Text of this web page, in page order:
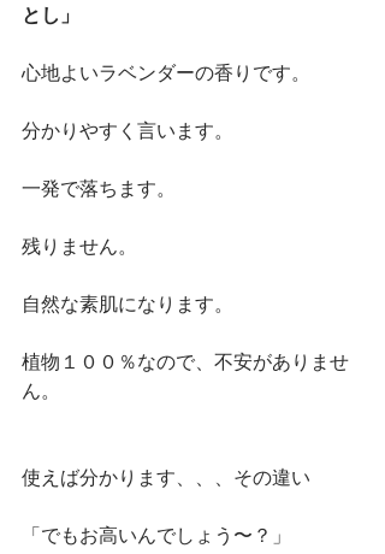
とし」
心地よいラベンダーの香りです。
分かりやすく言います。
一発で落ちます。
残りません。
自然な素肌になります。
植物１００％なので、不安がありませ
ん。
使えば分かります、、、その違い
「でもお高いんでしょう〜？」